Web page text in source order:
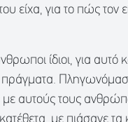
είχα, για το πώς τον
ίδιοι, για αυτό
αυτούς τους